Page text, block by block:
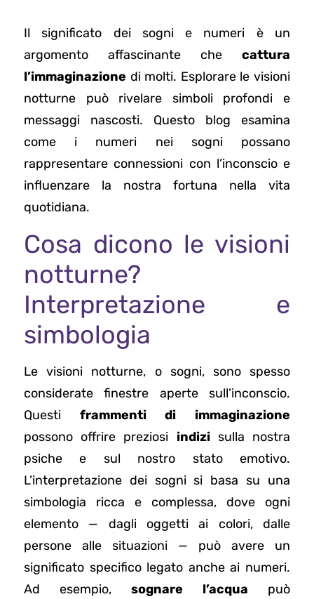
Il significato dei sogni e numeri è un
argomento affascinante che cattura
l’immaginazione di molti. Esplorare le visioni
notturne può rivelare simboli profondi e
messaggi nascosti. Questo blog esamina
come i numeri nei sogni possano
rappresentare connessioni con l’inconscio e
influenzare la nostra fortuna nella vita
quotidiana.
Cosa dicono le visioni
notturne?
Interpretazione e
simbologia
Le visioni notturne, o sogni, sono spesso
considerate finestre aperte sull’inconscio.
Questi frammenti di immaginazione
possono offrire preziosi indizi sulla nostra
psiche e sul nostro stato emotivo.
L’interpretazione dei sogni si basa su una
simbologia ricca e complessa, dove ogni
elemento — dagli oggetti ai colori, dalle
persone alle situazioni — può avere un
significato specifico legato anche ai numeri.
Ad esempio, sognare l’acqua può